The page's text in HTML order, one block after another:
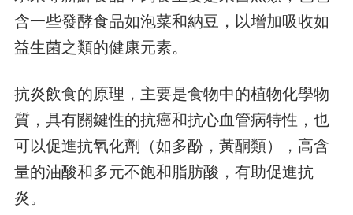
含一些發酵食品如泡菜和納豆，以增加吸收如
益生菌之類的健康元素。
抗炎飲食的原理，主要是食物中的植物化學物
質，具有關鍵性的抗癌和抗心血管病特性，也
可以促進抗氧化劑（如多酚，黃酮類），高含
量的油酸和多元不飽和脂肪酸，有助促進抗
炎。